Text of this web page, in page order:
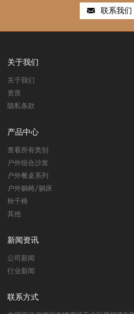
联系我们
关于我们
关于我们
资质
隐私条款
产品中心
查看所有类别
户外组合沙发
户外餐桌系列
户外躺椅/躺床
秋千椅
其他
新闻资讯
公司新闻
行业新闻
联系方式